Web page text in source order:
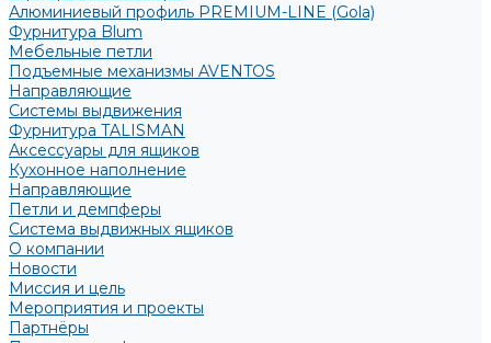
Алюминиевый профиль PREMIUM-LINE (Gola)
Фурнитура Blum
Мебельные петли
Подъемные механизмы AVENTOS
Направляющие
Системы выдвижения
Фурнитура TALISMAN
Аксессуары для ящиков
Кухонное наполнение
Направляющие
Петли и демпферы
Система выдвижных ящиков
О компании
Новости
Миссия и цель
Мероприятия и проекты
Партнёры